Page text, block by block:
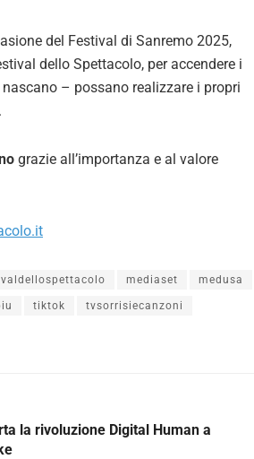
del Festival di Sanremo 2025,
dello Spettacolo, per accendere i
– possano realizzare i propri
grazie all’importanza e al valore
mediaset medusa
tiktok tvsorrisiecanzoni
la rivoluzione Digital Human a